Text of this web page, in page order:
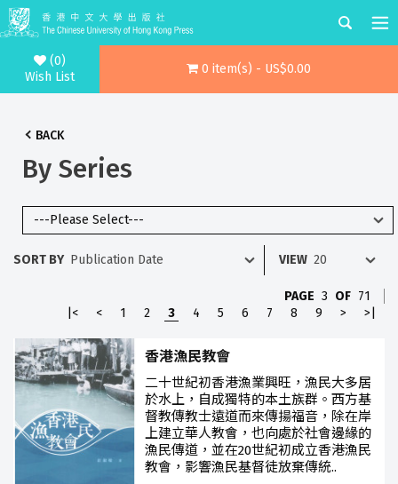
(0)
Wish List
0 item(s) - US$0.00
BACK
By Series
SORT BY VIEW
PAGE 3 OF 71
|<
< 1 2 3 4 5 6 7 8 9 > >|
香港漁民教會
二十世紀初香港漁業興旺，漁民大多居
於水上，自成獨特的本土族群。西方基
督教傳教士遠道而來傳揚福音，除在岸
上建立華人教會，也向處於社會邊緣的
漁民傳道，並在20世紀初成立香港漁民
教會，影響漁民基督徒放棄傳統..